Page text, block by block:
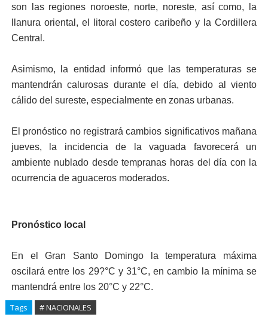
son las regiones noroeste, norte, noreste, así como, la
llanura oriental, el litoral costero caribeño y la Cordillera
Central.
Asimismo, la entidad informó que las temperaturas se
mantendrán calurosas durante el día, debido al viento
cálido del sureste, especialmente en zonas urbanas.
El pronóstico no registrará cambios significativos mañana
jueves, la incidencia de la vaguada favorecerá un
ambiente nublado desde tempranas horas del día con la
ocurrencia de aguaceros moderados.
Pronóstico local
En el Gran Santo Domingo la temperatura máxima
oscilará entre los 29?°C y 31°C, en cambio la mínima se
mantendrá entre los 20°C y 22°C.
Tags # NACIONALES